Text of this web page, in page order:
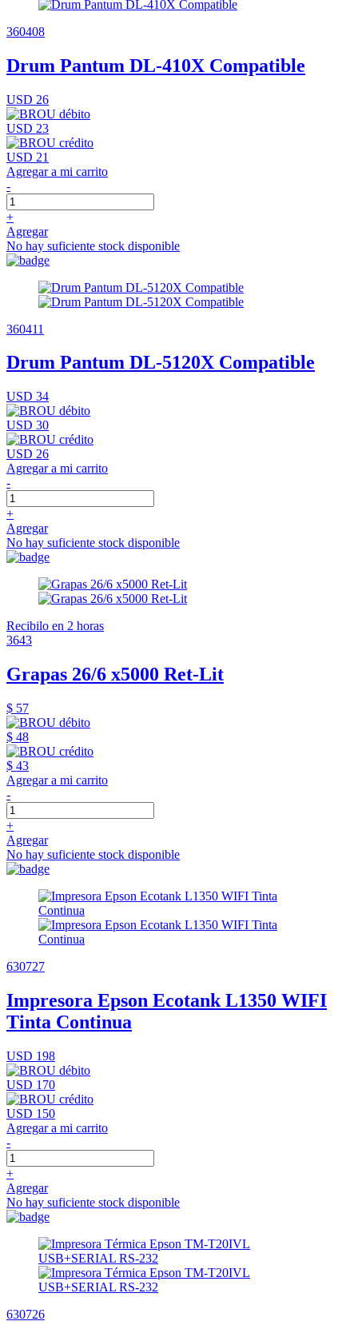
360408
Drum Pantum DL-410X Compatible
USD 26
USD 23
USD 21
Agregar a mi carrito
-
+
Agregar
No hay suficiente stock disponible
360411
Drum Pantum DL-5120X Compatible
USD 34
USD 30
USD 26
Agregar a mi carrito
-
+
Agregar
No hay suficiente stock disponible
Recibilo en 2 horas
3643
Grapas 26/6 x5000 Ret-Lit
$ 57
$ 48
$ 43
Agregar a mi carrito
-
+
Agregar
No hay suficiente stock disponible
630727
Impresora Epson Ecotank L1350 WIFI
Tinta Continua
USD 198
USD 170
USD 150
Agregar a mi carrito
-
+
Agregar
No hay suficiente stock disponible
630726